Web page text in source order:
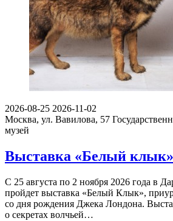
2026-08-25 2026-11-02
Москва, ул. Вавилова, 57
музей
Выставка «Белый клык»
С 25 августа по 2 ноября 2026 года в
пройдет выставка «Белый Клык»,
со дня рождения Джека Лондона.
о секретах волчьей…